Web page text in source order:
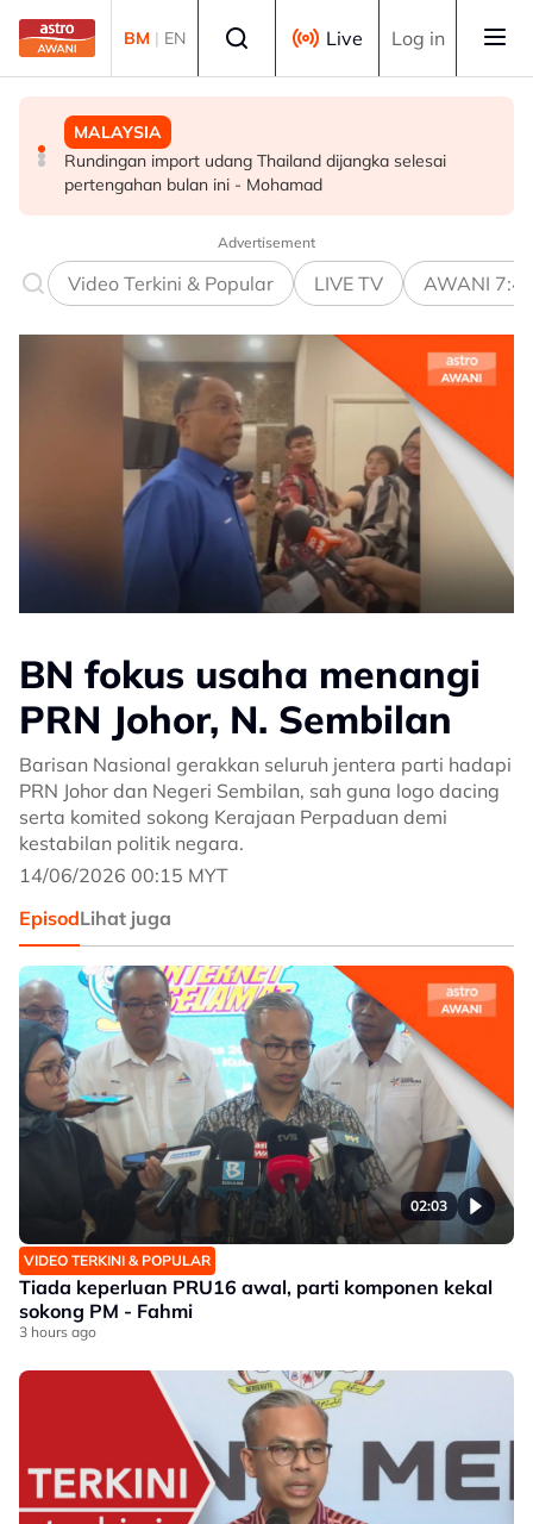
Skip to main content
BM | EN Live Log in
MALAYSIA
Rundingan import udang Thailand dijangka selesai
pertengahan bulan ini - Mohamad
POLITIK
PRN Melaka: BN terbuka untuk berunding, tukar kerusi -
Ahmad Zahid
MALAYSIA
Sektor pertanian Perak perlu diremajakan, tarik lebih
ramai golongan muda - Saarani
Advertisement
Video Terkini & Popular LIVE TV AWANI
BN fokus usaha menangi
PRN Johor, N. Sembilan
Barisan Nasional gerakkan seluruh jentera parti hadapi
PRN Johor dan Negeri Sembilan, sah guna logo dacing
serta komited sokong Kerajaan Perpaduan demi
kestabilan politik negara.
14/06/2026 00:15 MYT
EpisodLihat juga
02:03
VIDEO TERKINI & POPULAR
Tiada keperluan PRU16 awal, parti komponen kekal
sokong PM - Fahmi
3 hours ago